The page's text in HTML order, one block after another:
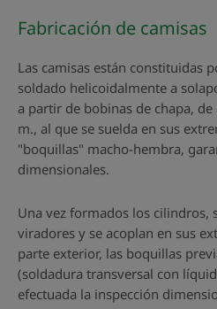
Fabricación de camisas
Las camisas están constituidas
soldado helicoidalmente a
a partir de bobinas de chapa,
m., al que se suelda en sus
"boquillas" macho-hembra,
dimensionales.
Una vez formados los cilindros,
viradores y se acoplan en sus
parte exterior, las boquillas
(soldadura transversal con
efectuada la inspección